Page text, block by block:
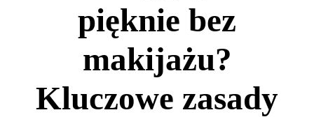
pięknie bez
makijażu?
Kluczowe zasady